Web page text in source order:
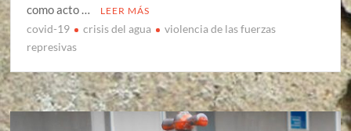
como acto …
LEER MÁS
covid-19 crisis del agua
violencia de las fuerzas
represivas